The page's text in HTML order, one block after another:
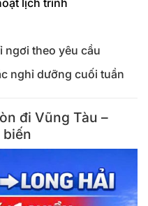
ngơi theo yêu cầu
nghỉ dưỡng cuối tuần
đi Vũng Tàu –
biến